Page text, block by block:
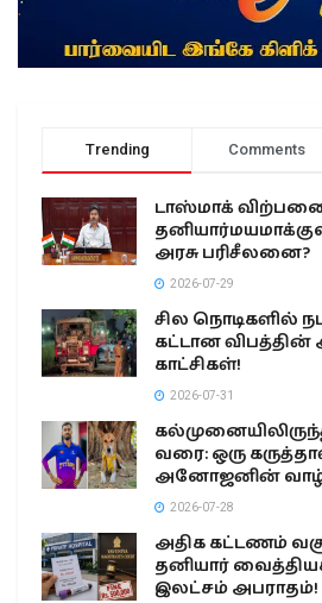
Trending Comments
டாஸ்மாக்
அரசு பரிசீலனை?
2026-07-29
சில நொடிகளில்
கட்டான விபத்தின்
காட்சிகள்!
2026-07-31
வரை: ஒரு
அனோஜனின்
2026-07-28
அதிக கட்டணம்
தனியார்
இலட்சம் அபராதம்!